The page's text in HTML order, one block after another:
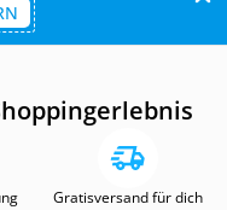
Gratisversand für dich